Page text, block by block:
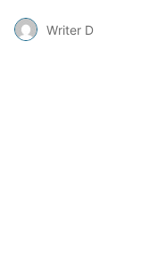
Writer D